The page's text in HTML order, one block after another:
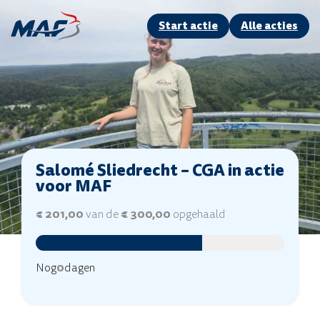
Start actie Alle acties
Salomé Sliedrecht – CGA in actie
voor MAF
€ 201,00van de€ 300,00 opgehaald
Nog0dagen